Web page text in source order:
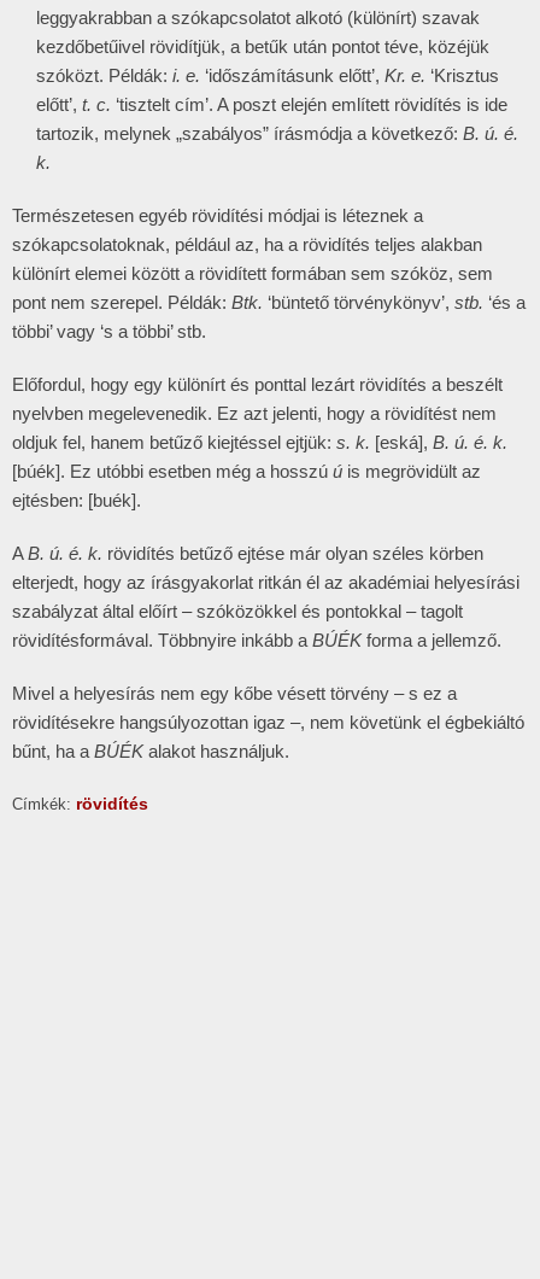
leggyakrabban a szókapcsolatot alkotó (különírt) szavak
kezdőbetűivel rövidítjük, a betűk után pontot téve, közéjük
szóközt. Példák: i. e. ‘időszámításunk előtt’, Kr. e. ‘Krisztus
előtt’, t. c. ‘tisztelt cím’. A poszt elején említett rövidítés is ide
tartozik, melynek „szabályos” írásmódja a következő: B. ú. é.
k.
Természetesen egyéb rövidítési módjai is léteznek a
szókapcsolatoknak, például az, ha a rövidítés teljes alakban
különírt elemei között a rövidített formában sem szóköz, sem
pont nem szerepel. Példák: Btk. ‘büntető törvénykönyv’, stb. ‘és a
többi’ vagy ‘s a többi’ stb.
Előfordul, hogy egy különírt és ponttal lezárt rövidítés a beszélt
nyelvben megelevenedik. Ez azt jelenti, hogy a rövidítést nem
oldjuk fel, hanem betűző kiejtéssel ejtjük: s. k. [eská], B. ú. é. k.
[búék]. Ez utóbbi esetben még a hosszú ú is megrövidült az
ejtésben: [buék].
AB. ú. é. k. rövidítés betűző ejtése már olyan széles körben
elterjedt, hogy az írásgyakorlat ritkán él az akadémiai helyesírási
szabályzat által előírt – szóközökkel és pontokkal – tagolt
rövidítésformával. Többnyire inkább a BÚÉK forma a jellemző.
Mivel a helyesírás nem egy kőbe vésett törvény – s ez a
rövidítésekre hangsúlyozottan igaz –, nem követünk el égbekiáltó
bűnt, ha a BÚÉK alakot használjuk.
Címkék: rövidítés